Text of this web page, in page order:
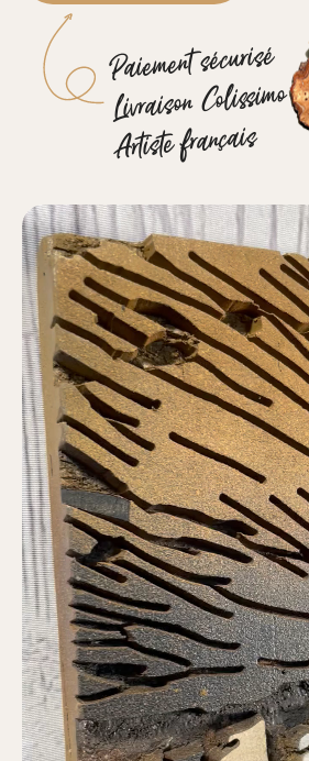
Paiement sécurisé
Livraison Colissimo
Artiste français